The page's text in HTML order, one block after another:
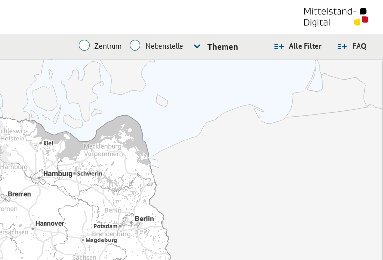
FAQ
Alle Filter
Zentrum Nebenstelle Themen